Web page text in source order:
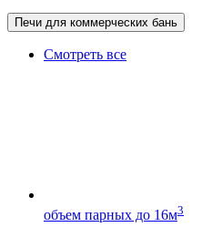
Печи для коммерческих бань
Смотреть все
объем парных до 16м3